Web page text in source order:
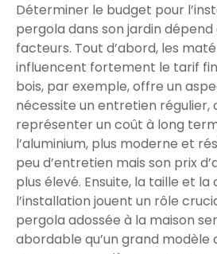
Déterminer le budget pour
pergola dans son jardin
facteurs. Tout d’abord, les
influencent fortement le tarif
bois, par exemple, offre un
nécessite un entretien régulier,
représenter un coût à long
l’aluminium, plus moderne et
peu d’entretien mais son prix
plus élevé. Ensuite, la taille et
l’installation jouent un rôle
pergola adossée à la maison
abordable qu’un grand